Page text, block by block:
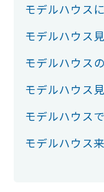
モデルハウス
モデルハウス
モデルハウス
モデルハウス
モデルハウス
モデルハウス